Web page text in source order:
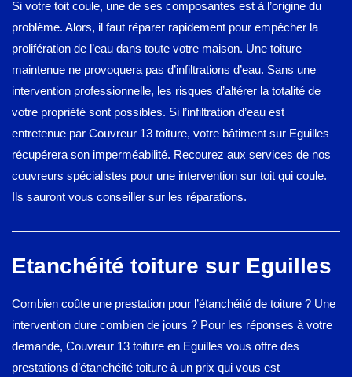
Si votre toit coule, une de ses composantes est à l’origine du
problème. Alors, il faut réparer rapidement pour empêcher la
prolifération de l’eau dans toute votre maison. Une toiture
maintenue ne provoquera pas d’infiltrations d’eau. Sans une
intervention professionnelle, les risques d’altérer la totalité de
votre propriété sont possibles. Si l’infiltration d’eau est
entretenue par Couvreur 13 toiture, votre bâtiment sur Eguilles
récupérera son imperméabilité. Recourez aux services de nos
couvreurs spécialistes pour une intervention sur toit qui coule.
Ils sauront vous conseiller sur les réparations.
Etanchéité toiture sur Eguilles
Combien coûte une prestation pour l’étanchéité de toiture ? Une
intervention dure combien de jours ? Pour les réponses à votre
demande, Couvreur 13 toiture en Eguilles vous offre des
prestations d’étanchéité toiture à un prix qui vous est